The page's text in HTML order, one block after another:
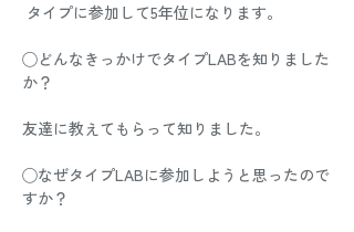
タイプに参加して5年位になります。
◯どんなきっかけでタイプLABを知りました
か？
友達に教えてもらって知りました。
◯なぜタイプLABに参加しようと思ったので
すか？